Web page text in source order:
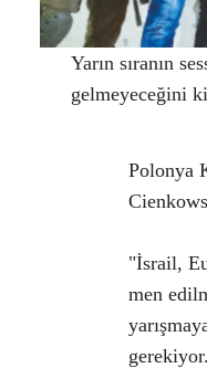
Yarın sıranın
gelmeyeceğini
Polonya
"İsrail,
men
gerekiyor.